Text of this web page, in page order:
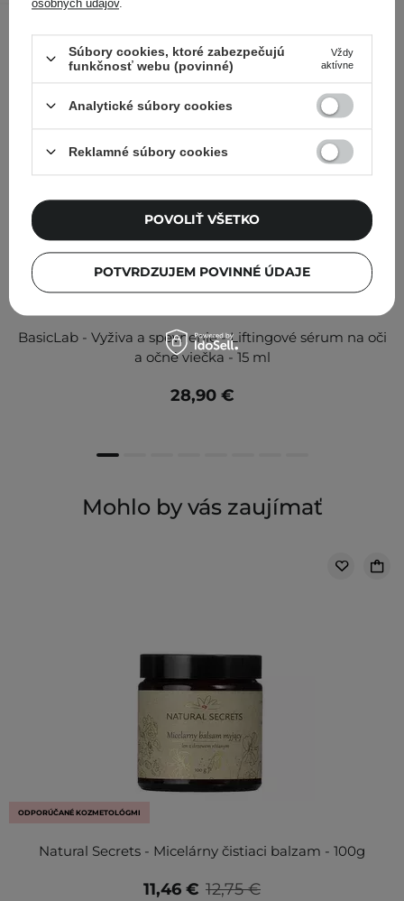
BasicLab - Vyživa a spevnenie - Liftingové sérum na oči
a očné viečka - 15 ml
28,90 €
Mohlo by vás zaujímať
ODPORÚČANÉ KOZMETOLÓGMI
Natural Secrets - Micelárny čistiaci balzam - 100g
12,75 €
11,46 €
osobných údajov.
Súbory cookies, ktoré zabezpečujú
funkčnosť webu (povinné)
Vždy
aktívne
Analytické súbory cookies
Reklamné súbory cookies
POTVRDZUJEM POVINNÉ ÚDAJE
POVOLIŤ VŠETKO